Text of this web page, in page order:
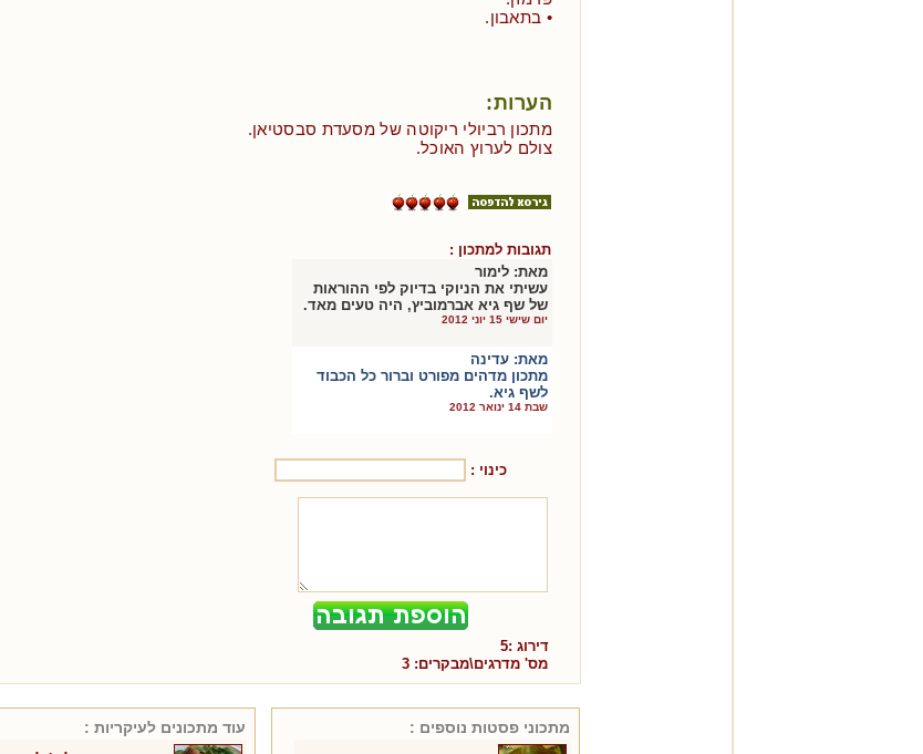
• בתאבון.
הערות:
מתכון רביולי ריקוטה של מסעדת סבסטיאן.
צולם לערוץ האוכל.
תגובות למתכון :
מאת: לימור
עשיתי את הניוקי בדיוק לפי ההוראות
של שף גיא אברמוביץ, היה טעים מאד.
יום שישי 15 יוני 2012
מאת: עדינה
מתכון מדהים מפורט וברור כל הכבוד
לשף גיא.
שבת 14 ינואר 2012
כינוי :
דירוג :5
מס' מדרגים\מבקרים: 3
מתכוני פסטות נוספים :
עוד מתכונים לעיקריות :